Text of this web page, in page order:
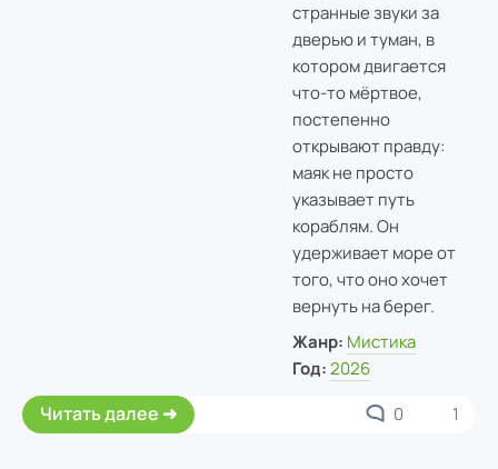
странные звуки за
дверью и туман, в
котором двигается
что-то мёртвое,
постепенно
открывают правду:
маяк не просто
указывает путь
кораблям. Он
удерживает море от
того, что оно хочет
вернуть на берег.
Жанр: Мистика
Год: 2026
Читать далее 0 1